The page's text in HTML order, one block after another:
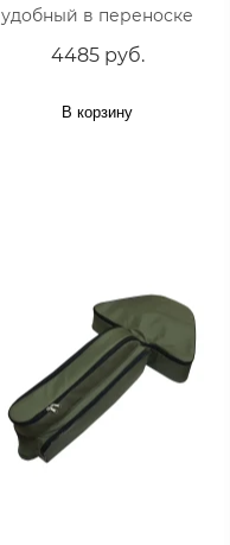
удобный в переноске
4485 руб.
В корзину